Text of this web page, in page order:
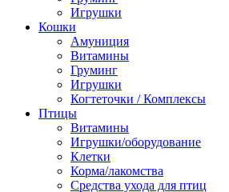
Игрушки
Кошки
Амуниция
Витамины
Груминг
Игрушки
Когтеточки / Комплексы
Птицы
Витамины
Игрушки/оборудование
Клетки
Корма/лакомства
Средства ухода для птиц